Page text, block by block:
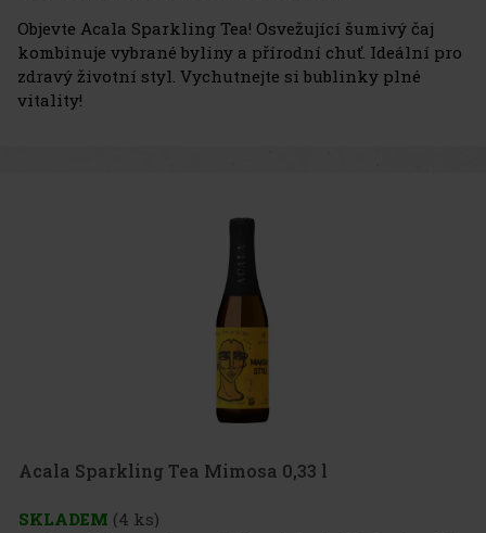
Objevte Acala Sparkling Tea! Osvežující šumivý čaj
kombinuje vybrané byliny a přírodní chuť. Ideální pro
zdravý životní styl. Vychutnejte si bublinky plné
vitality!
Acala Sparkling Tea Mimosa 0,33 l
SKLADEM (4 ks)